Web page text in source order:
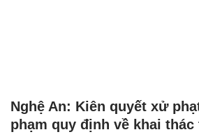
Nghệ An: Kiên quyết xử
phạm quy định về khai thác